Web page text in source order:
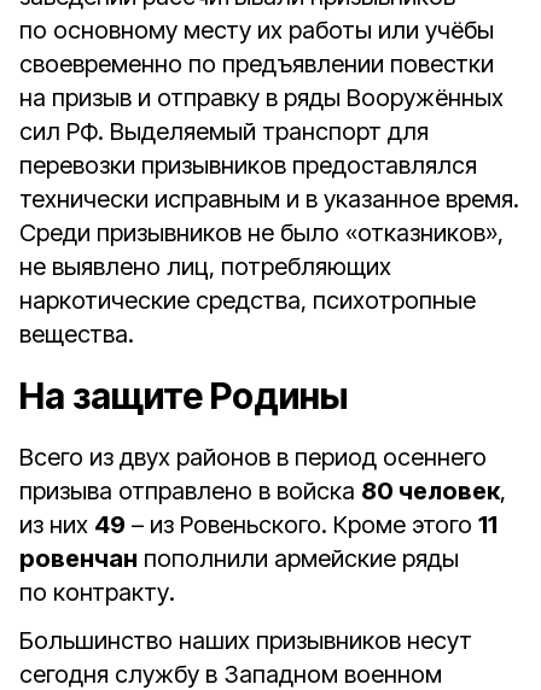
по основному месту их работы или учёбы
своевременно по предъявлении повестки
на призыв и отправку в ряды Вооружённых
сил РФ. Выделяемый транспорт для
перевозки призывников предоставлялся
технически исправным и в указанное время.
Среди призывников не было «отказников»,
не выявлено лиц, потребляющих
наркотические средства, психотропные
вещества.
На защите Родины
Всего из двух районов в период осеннего
призыва отправлено в войска 80 человек,
из них 49 – из Ровеньского. Кроме этого 11
ровенчан пополнили армейские ряды
по контракту.
Большинство наших призывников несут
сегодня службу в Западном военном